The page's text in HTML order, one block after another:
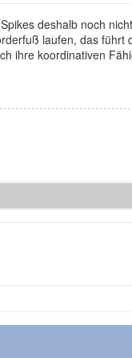
deshalb noch
laufen, das führt
ihre koordinativen